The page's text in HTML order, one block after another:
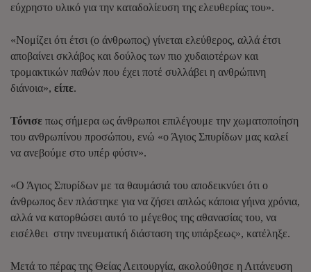
εύχρηστο υλικό για την καταδολίευση της ελευθερίας του».
«Νομίζει ότι έτσι (ο άνθρωπος) γίνεται ελεύθερος, αλλά έτσι
αποβαίνει σκλάβος και δούλος των πιο χυδαιοτέρων και
τρομακτικών παθών που έχει ποτέ συλλάβει η ανθρώπινη
διάνοια», είπε.
Τόνισε πως σήμερα ως άνθρωποι επιλέγουμε την χωματοποίηση
του ανθρωπίνου προσώπου, ενώ «ο Άγιος Σπυρίδων μας καλεί
να ανεβούμε στο υπέρ φύσιν».
«Ο Άγιος Σπυρίδων με τα θαυμάσιά του αποδεικνύει ότι ο
άνθρωπος δεν πλάστηκε για να ζήσει απλώς κάποια γήινα χρόνια,
αλλά να κατορθώσει αυτό το μέγεθος της αθανασίας του, να
εισέλθει στην πνευματική διάσταση της υπάρξεως», κατέληξε.
Μετά το πέρας της Θείας Λειτουργία, ακολούθησε η Λιτάνευση